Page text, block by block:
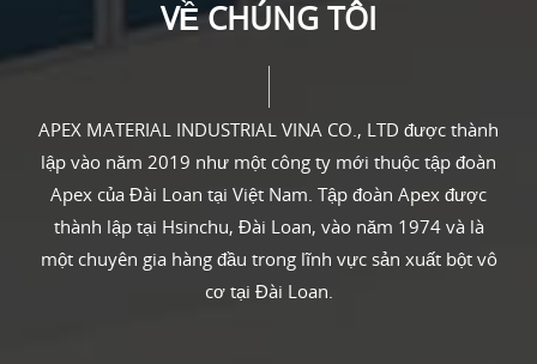
VỀ CHÚNG TÔI
APEX MATERIAL INDUSTRIAL VINA CO., LTD được thành
lập vào năm 2019 như một công ty mới thuộc tập đoàn
Apex của Đài Loan tại Việt Nam. Tập đoàn Apex được
thành lập tại Hsinchu, Đài Loan, vào năm 1974 và là
một chuyên gia hàng đầu trong lĩnh vực sản xuất bột vô
cơ tại Đài Loan.